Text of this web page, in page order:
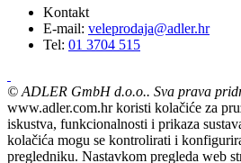
Kontakt
E-mail: veleprodaja@adler.hr
Tel: 01 3704 515
© ADLER GmbH d.o.o.. Sva prava
www.adler.com.hr koristi kolačiće za
iskustva, funkcionalnosti i prikaza
kolačića mogu se kontrolirati i
pregledniku. Nastavkom pregleda web